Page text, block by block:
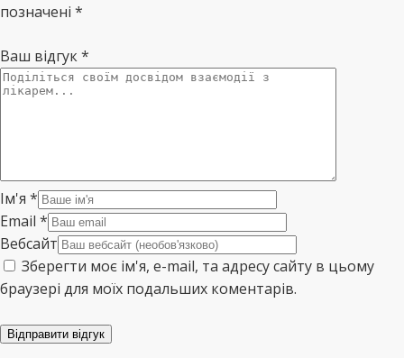
позначені *
Ваш відгук*
Ім'я *
Email *
Вебсайт
Зберегти моє ім'я, e-mail, та адресу сайту в цьому
браузері для моїх подальших коментарів.
Відправити відгук